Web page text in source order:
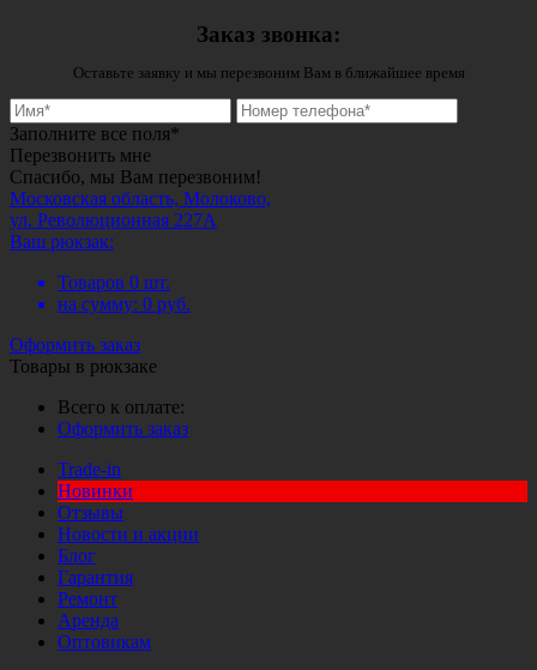
Заказ звонка:
Оставьте заявку и мы перезвоним Вам в ближайшее время
Заполните все поля*
Перезвонить мне
Спасибо, мы Вам перезвоним!
Московская область, Молоково,
ул. Революционная 227А
Ваш рюкзак:
Товаров 0 шт.
на сумму: 0 руб.
Оформить заказ
Товары в рюкзаке
Всего к оплате:
Оформить заказ
Trade-in
Новинки
Отзывы
Новости и акции
Блог
Гарантия
Ремонт
Аренда
Оптовикам